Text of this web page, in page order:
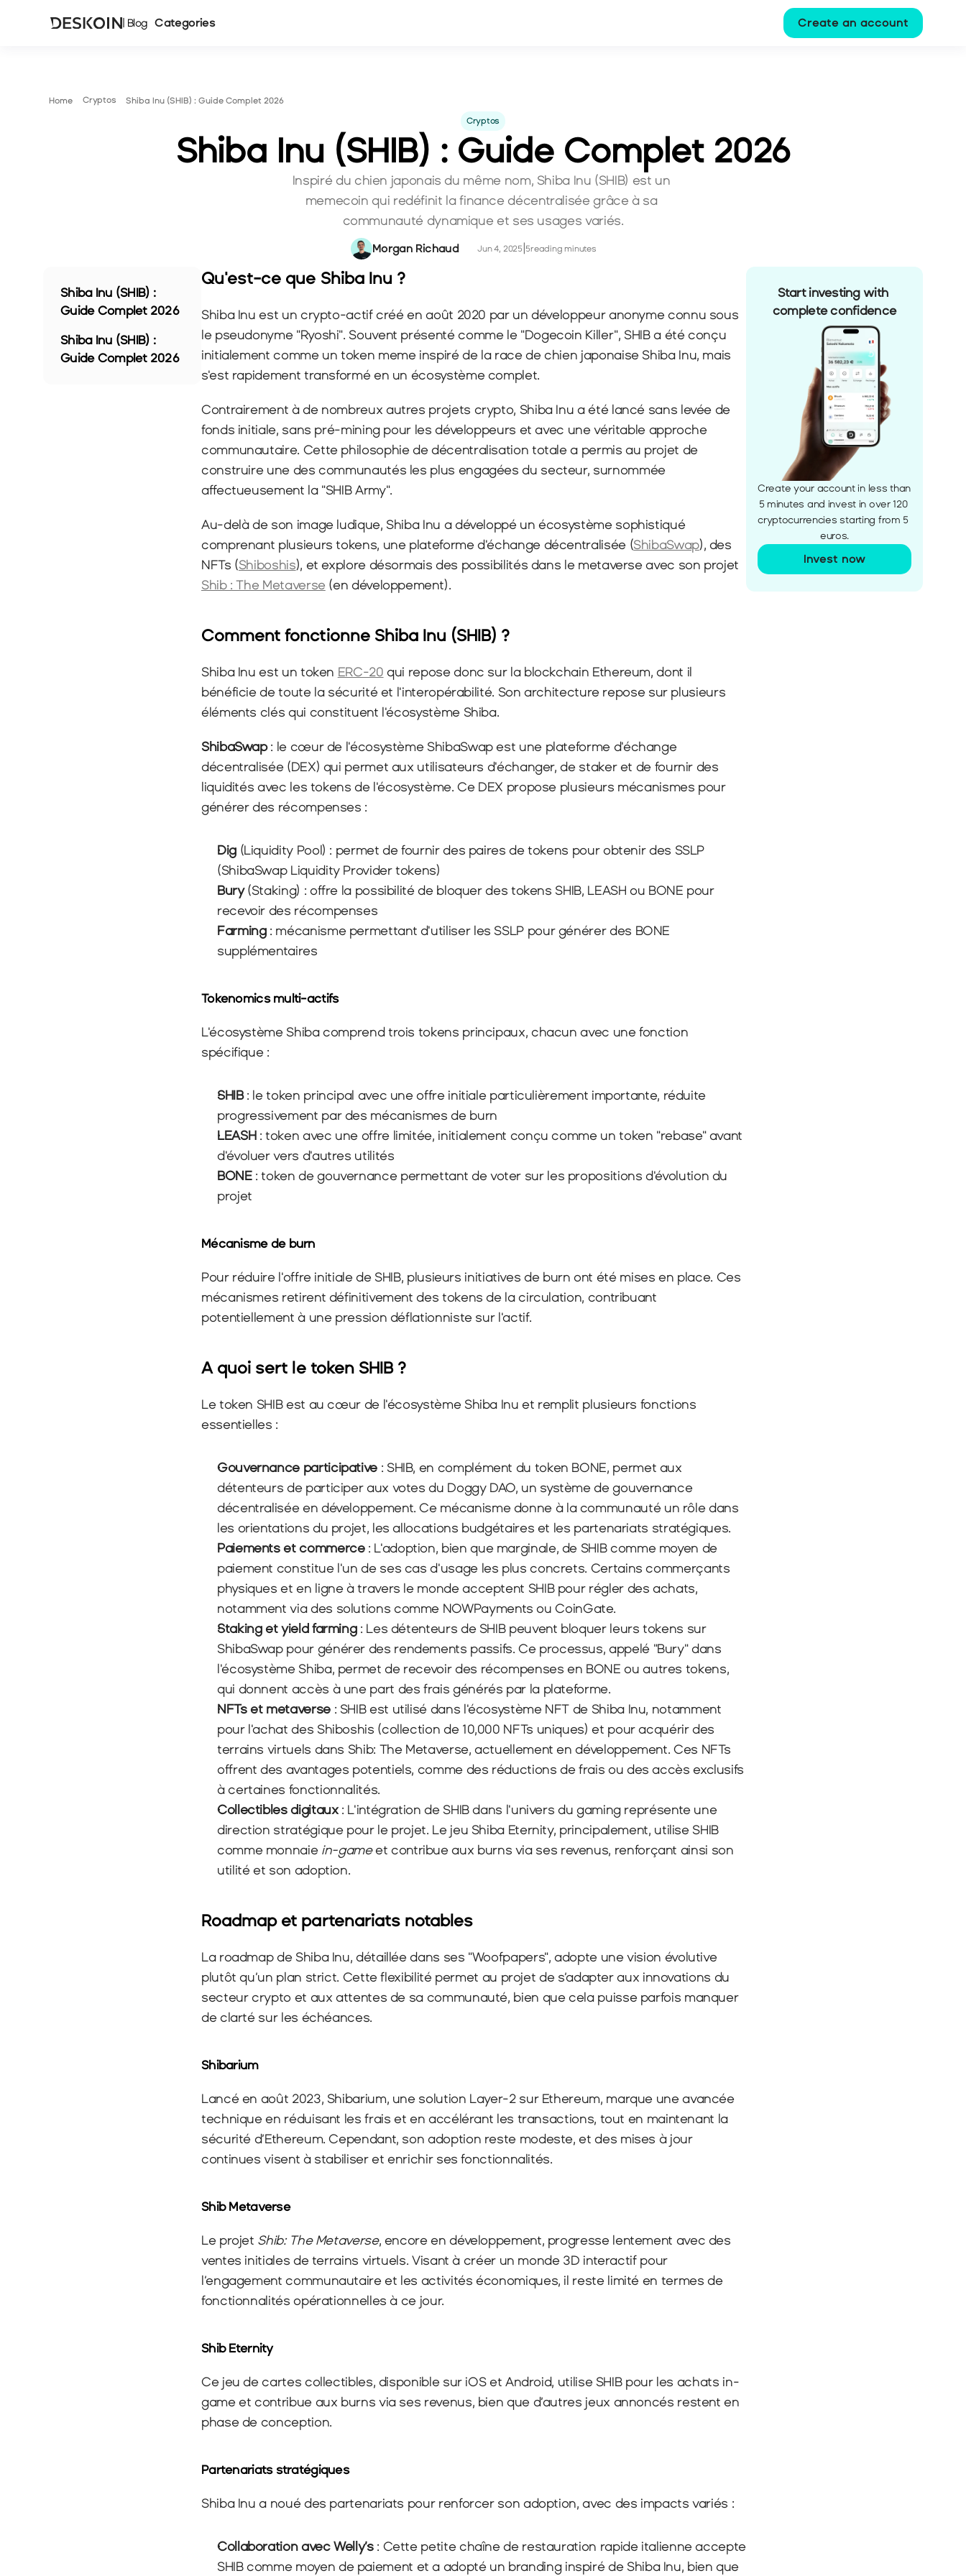
| Blog Create an account
Categories
Home Cryptos Shiba Inu (SHIB) : Guide Complet 2026
Cryptos
Shiba Inu (SHIB) : Guide Complet 2026
Inspiré du chien japonais du même nom, Shiba Inu (SHIB) est un
memecoin qui redéfinit la finance décentralisée grâce à sa
communauté dynamique et ses usages variés.
Morgan Richaud Jun 4, 2025 5reading minutes
Shiba Inu (SHIB) :
Guide Complet 2026
Shiba Inu (SHIB) :
Guide Complet 2026
Qu'est-ce que Shiba Inu ?
Shiba Inu est un crypto-actif créé en août 2020 par un développeur anonyme connu sous
le pseudonyme "Ryoshi". Souvent présenté comme le "Dogecoin Killer", SHIB a été conçu
initialement comme un token meme inspiré de la race de chien japonaise Shiba Inu, mais
s'est rapidement transformé en un écosystème complet.
Contrairement à de nombreux autres projets crypto, Shiba Inu a été lancé sans levée de
fonds initiale, sans pré-mining pour les développeurs et avec une véritable approche
communautaire. Cette philosophie de décentralisation totale a permis au projet de
construire une des communautés les plus engagées du secteur, surnommée
affectueusement la "SHIB Army".
Au-delà de son image ludique, Shiba Inu a développé un écosystème sophistiqué
comprenant plusieurs tokens, une plateforme d'échange décentralisée (ShibaSwap), des
NFTs (Shiboshis
Shib : The Metaverse (en développement).
Comment fonctionne Shiba Inu (SHIB) ?
Shiba Inu est un token ERC-20 qui repose donc sur la blockchain Ethereum, dont il
bénéficie de toute la sécurité et l'interopérabilité. Son architecture repose sur plusieurs
éléments clés qui constituent l'écosystème Shiba.
ShibaSwap : le cœur de l'écosystème ShibaSwap est une plateforme d'échange
décentralisée (DEX) qui permet aux utilisateurs d'échanger, de staker et de fournir des
liquidités avec les tokens de l'écosystème. Ce DEX propose plusieurs mécanismes pour
générer des récompenses :
Dig (Liquidity Pool) : permet de fournir des paires de tokens pour obtenir des SSLP
(ShibaSwap Liquidity Provider tokens)
Bury (Staking) : offre la possibilité de bloquer des tokens SHIB, LEASH ou BONE pour
recevoir des récompenses
Farming : mécanisme permettant d'utiliser les SSLP pour générer des BONE
supplémentaires
Tokenomics multi-actifs
L'écosystème Shiba comprend trois tokens principaux, chacun avec une fonction
spécifique :
SHIB : le token principal avec une offre initiale particulièrement importante, réduite
progressivement par des mécanismes de burn
LEASH : token avec une offre limitée, initialement conçu comme un token "rebase" avant
d'évoluer vers d'autres utilités
BONE : token de gouvernance permettant de voter sur les propositions d'évolution du
projet
Mécanisme de burn
Pour réduire l'offre initiale de SHIB, plusieurs initiatives de burn ont été mises en place. Ces
mécanismes retirent définitivement des tokens de la circulation, contribuant
potentiellement à une pression déflationniste sur l'actif.
A quoi sert le token SHIB ?
Le token SHIB est au cœur de l'écosystème Shiba Inu et remplit plusieurs fonctions
essentielles :
Gouvernance participative : SHIB, en complément du token BONE, permet aux
détenteurs de participer aux votes du Doggy DAO, un système de gouvernance
décentralisée en développement. Ce mécanisme donne à la communauté un rôle dans
les orientations du projet, les allocations budgétaires et les partenariats stratégiques.
Paiements et commerce : L'adoption, bien que marginale, de SHIB comme moyen de
paiement constitue l'un de ses cas d'usage les plus concrets. Certains commerçants
physiques et en ligne à travers le monde acceptent SHIB pour régler des achats,
notamment via des solutions comme NOWPayments ou CoinGate.
Staking et yield farming : Les détenteurs de SHIB peuvent bloquer leurs tokens sur
ShibaSwap pour générer des rendements passifs. Ce processus, appelé "Bury" dans
l'écosystème Shiba, permet de recevoir des récompenses en BONE ou autres tokens,
qui donnent accès à une part des frais générés par la plateforme.
NFTs et metaverse : SHIB est utilisé dans l'écosystème NFT de Shiba Inu, notamment
pour l'achat des Shiboshis (collection de 10,000 NFTs uniques) et pour acquérir des
terrains virtuels dans Shib: The Metaverse, actuellement en développement. Ces NFTs
offrent des avantages potentiels, comme des réductions de frais ou des accès exclusifs
à certaines fonctionnalités.
Collectibles digitaux : L'intégration de SHIB dans l'univers du gaming représente une
direction stratégique pour le projet. Le jeu Shiba Eternity, principalement, utilise SHIB
comme monnaie in-game et contribue aux burns via ses revenus, renforçant ainsi son
utilité et son adoption.
Roadmap et partenariats notables
La roadmap de Shiba Inu, détaillée dans ses "Woofpapers", adopte une vision évolutive
plutôt qu’un plan strict. Cette flexibilité permet au projet de s’adapter aux innovations du
secteur crypto et aux attentes de sa communauté, bien que cela puisse parfois manquer
de clarté sur les échéances.
Shibarium
Lancé en août 2023, Shibarium, une solution Layer-2 sur Ethereum, marque une avancée
technique en réduisant les frais et en accélérant les transactions, tout en maintenant la
sécurité d’Ethereum. Cependant, son adoption reste modeste, et des mises à jour
continues visent à stabiliser et enrichir ses fonctionnalités.
Shib Metaverse
Le projet Shib: The Metaverse, encore en développement, progresse lentement avec des
ventes initiales de terrains virtuels. Visant à créer un monde 3D interactif pour
l’engagement communautaire et les activités économiques, il reste limité en termes de
fonctionnalités opérationnelles à ce jour.
Shib Eternity
Ce jeu de cartes collectibles, disponible sur iOS et Android, utilise SHIB pour les achats in-
game et contribue aux burns via ses revenus, bien que d’autres jeux annoncés restent en
phase de conception.
Partenariats stratégiques
Shiba Inu a noué des partenariats pour renforcer son adoption, avec des impacts variés :
Collaboration avec Welly’s : Cette petite chaîne de restauration rapide italienne accepte
SHIB comme moyen de paiement et a adopté un branding inspiré de Shiba Inu, bien que
Start investing with
complete confidence
Create your account in less than
5 minutes and invest in over 120
cryptocurrencies starting from 5
euros.
Invest now